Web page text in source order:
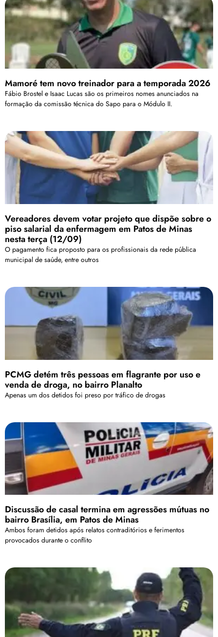
Mamoré tem novo treinador para a temporada 2026
Fábio Brostel e Isaac Lucas são os primeiros nomes anunciados na
formação da comissão técnica do Sapo para o Módulo II.
Vereadores devem votar projeto que dispõe sobre o
piso salarial da enfermagem em Patos de Minas
nesta terça (12/09)
O pagamento fica proposto para os profissionais da rede pública
municipal de saúde, entre outros
PCMG detém três pessoas em flagrante por uso e
venda de droga, no bairro Planalto
Apenas um dos detidos foi preso por tráfico de drogas
Discussão de casal termina em agressões mútuas no
bairro Brasília, em Patos de Minas
Ambos foram detidos após relatos contraditórios e ferimentos
provocados durante o conflito